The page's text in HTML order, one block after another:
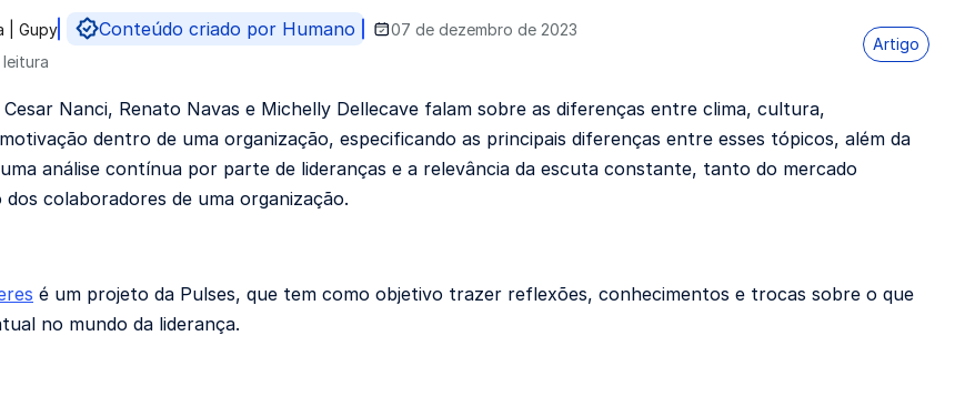
| Gupy Conteúdo criado por Humano
07 de dezembro de 2023
leitura
Artigo
Cesar Nanci, Renato Navas e Michelly Dellecave falam sobre as diferenças entre clima, cultura,
dentro de uma organização, especificando as principais diferenças entre esses tópicos, além da
análise contínua por parte de lideranças e a relevância da escuta constante, tanto do mercado
colaboradores de uma organização.
é um projeto da Pulses, que tem como objetivo trazer reflexões, conhecimentos e trocas sobre o que
no mundo da liderança.